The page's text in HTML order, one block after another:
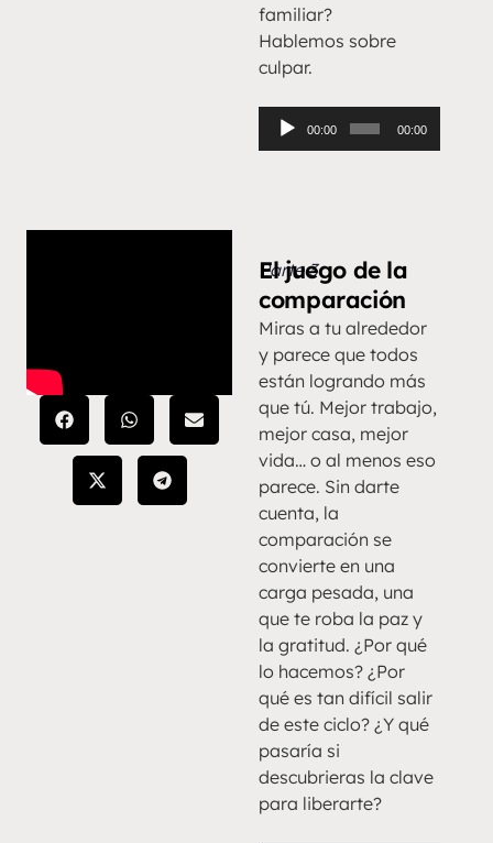
familiar?
Hablemos sobre
culpar.
Reproductor
de
00:00 00:00
Parte 3
El juego de la
comparación
Miras a tu alrededor
y parece que todos
están logrando más
que tú. Mejor trabajo,
mejor casa, mejor
vida… o al menos eso
parece. Sin darte
cuenta, la
comparación se
convierte en una
carga pesada, una
que te roba la paz y
la gratitud. ¿Por qué
lo hacemos? ¿Por
qué es tan difícil salir
de este ciclo? ¿Y qué
pasaría si
descubrieras la clave
para liberarte?